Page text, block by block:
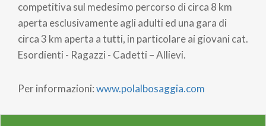
competitiva sul medesimo percorso di circa 8 km
aperta esclusivamente agli adulti ed una gara di
circa 3 km aperta a tutti, in particolare ai giovani cat.
Esordienti - Ragazzi - Cadetti – Allievi.
Per informazioni:www.polalbosaggia.com